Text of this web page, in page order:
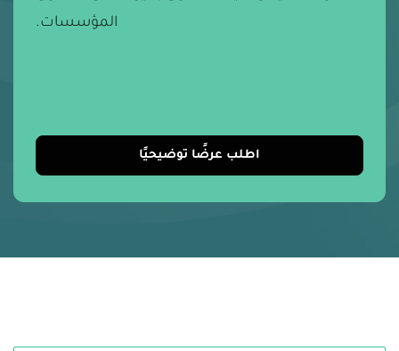
المؤسسات.
اطلب عرضًا توضيحيًا